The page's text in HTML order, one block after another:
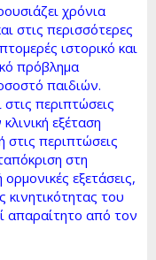
χρόνια
στις περισσότερες
ιστορικό και
πρόβλημα
παιδιών.
περιπτώσεις
εξέταση
περιπτώσεις
στη
εξετάσεις,
κινητικότητας του
απαραίτητο από τον